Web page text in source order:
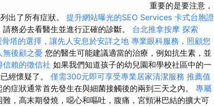
重要的是要注意，
出了所有症狀。 提升網站曝光的SEO Services 卡式台胞證
務必去看醫生並進行正確的診斷。 台北推拿按摩 探索
塔的選擇，讓先人安息於安詳之地 專業眼科服務，照顧您
無後顧之憂 您的醫生可能建議適當的治療，例如抗生素，並
信賴的徵信社 如果我們知道孩子的幼兒園和學校社區中的一
經懷疑了。 僅需300元即可享受專業居家清潔服務 推薦值
的症狀通常首先發生在與細菌接觸後的兩到三天之內。 專屬
，高末期發燒，噁心和嘔吐，腹痛，宮頸淋巴結的擴大可